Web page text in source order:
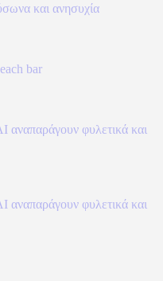
και ανησυχία
bar
φυλετικά και
φυλετικά και